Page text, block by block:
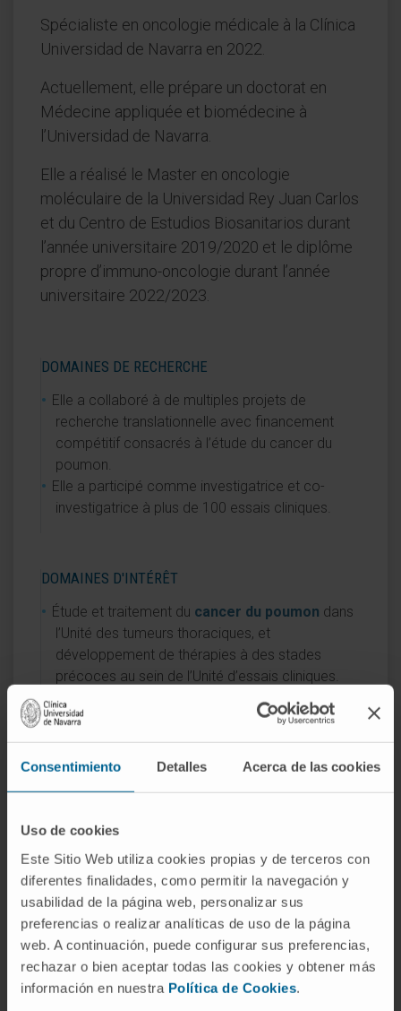
Consentimiento Detalles Acerca de las cookies
Uso de cookies
Este Sitio Web utiliza cookies propias y de terceros con
diferentes finalidades, como permitir la navegación y
usabilidad de la página web, personalizar sus
preferencias o realizar analíticas de uso de la página
web. A continuación, puede configurar sus preferencias,
rechazar o bien aceptar todas las cookies y obtener más
información en nuestra Política de Cookies.
Spécialiste en oncologie médicale à la Clínica
Universidad de Navarra en 2022.
Actuellement, elle prépare un doctorat en
Médecine appliquée et biomédecine à
l’Universidad de Navarra.
Elle a réalisé le Master en oncologie
moléculaire de la Universidad Rey Juan Carlos
et du Centro de Estudios Biosanitarios durant
l’année universitaire 2019/2020 et le diplôme
propre d’immuno-oncologie durant l’année
universitaire 2022/2023.
DOMAINES DE RECHERCHE
Elle a collaboré à de multiples projets de
recherche translationnelle avec financement
compétitif consacrés à l’étude du cancer du
poumon.
Elle a participé comme investigatrice et co-
investigatrice à plus de 100 essais cliniques.
DOMAINES D'INTÉRÊT
Étude et traitement du cancer du poumon dans
l’Unité des tumeurs thoraciques, et
développement de thérapies à des stades
précoces au sein de l’Unité d’essais cliniques.
Activité
En enseignement
Professeure clinique associée à la Faculté
de Médecine de l’Universidad de Navarra
depuis 2018.
Collaboratrice enseignante du Master de
formation permanente en soins spécialisés